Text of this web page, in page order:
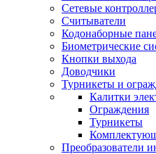
Сетевые
Считыватели
Кодонаборные
Биометрические
Кнопки выхода
Доводчики
Турникеты и
Калитки
Ограждения
Турникеты
Преобразователи